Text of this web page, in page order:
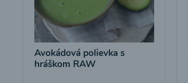
Avokádová polievka s
hráškom RAW